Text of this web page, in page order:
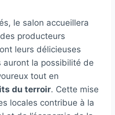
le salon accueillera
producteurs
leurs délicieuses
auront la possibilité de
tout en
du terroir. Cette mise
locales contribue à la